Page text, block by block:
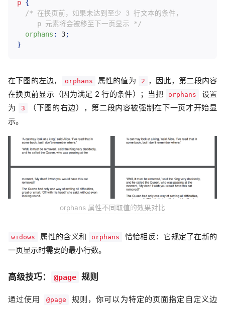
p {
/* 在换页前，如果未达到至少 3 行文本的条件，
     p 元素将会被移至下一页显示 */
orphans : 3;
}
在下图的左边， orphans 属性的值为 2 ，因此，第二段内容
在换页前显示（因为满足 2 行的条件）；当把
orphans
设置
为
3
（下图的右边），第二段内容被强制在下一页才开始显
示。
orphans 属性不同取值的效果对比
widows 属性的含义和 orphans
恰恰相反：它规定了在新的
一页显示时需要的最小行数。
高级技巧： @page 规则
通过使用 @page
规则，你可以为特定的页面指定自定义边